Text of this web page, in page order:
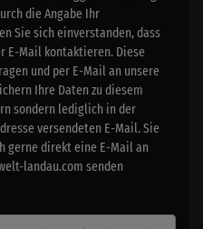
die Angabe Ihr
Sie sich einverstanden, dass
E-Mail kontaktieren. Diese
und per E-Mail an unsere
Ihre Daten zu diesem
sondern lediglich in der
versendeten E-Mail. Sie
gerne direkt eine E-Mail an
landau.com senden